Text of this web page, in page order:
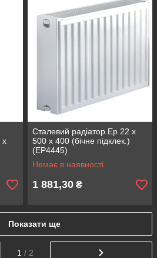
x
Сталевий радіатор Ep 22 x
500 x 400 (бічне підклек.)
(EP4445)
Немає в наявності
1 881,30 ₴
Показати ще
1 / 2